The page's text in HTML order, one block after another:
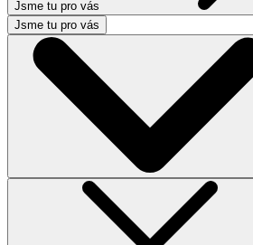
Jsme tu pro vás
Jsme tu pro vás